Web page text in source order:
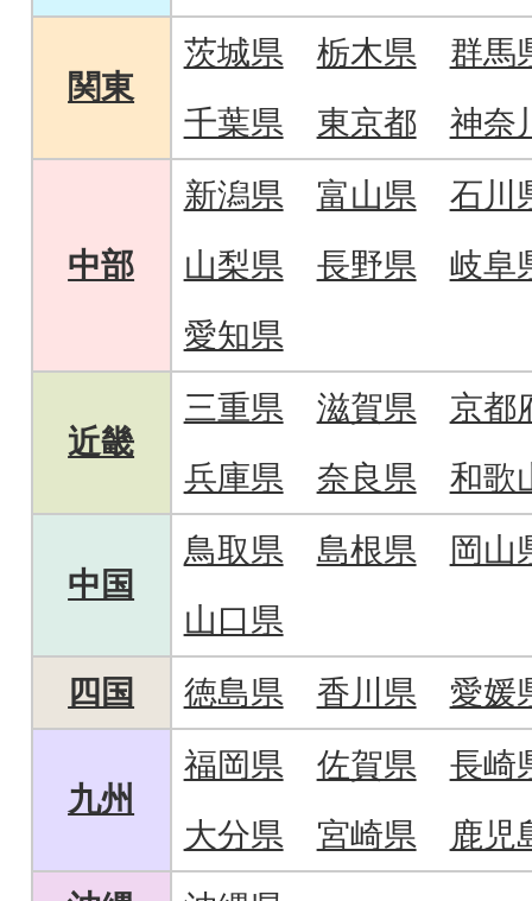
関東
茨城県 栃木県
群馬
千葉県
東京都 神奈
中部
新潟県 富山県
石川
山梨県
長野県
岐阜
愛知県
近畿
三重県 滋賀県
京都
兵庫県
奈良県 和歌
中国
鳥取県 島根県
岡山
山口県
四国
徳島県 香川県 愛媛
九州
福岡県 佐賀県
長崎
大分県
宮崎県
鹿児